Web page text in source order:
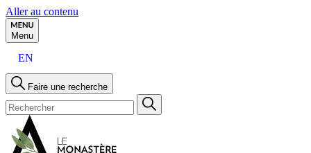
Aller au contenu
Menu
EN
Faire une recherche